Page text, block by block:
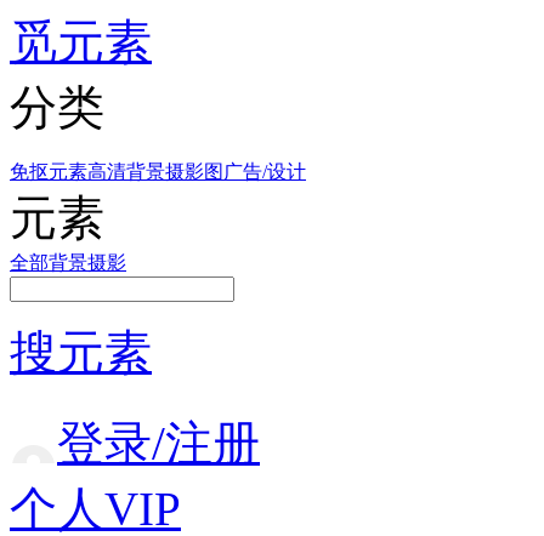
觅元素
分类
免抠元素高清背景摄影图 广告/设计
元素
全部背景摄影
搜元素
登录/注册
个人VIP